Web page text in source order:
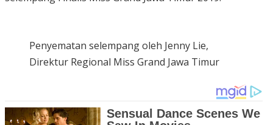
Penyematan selempang oleh Jenny Lie,
Direktur Regional Miss Grand Jawa Timur